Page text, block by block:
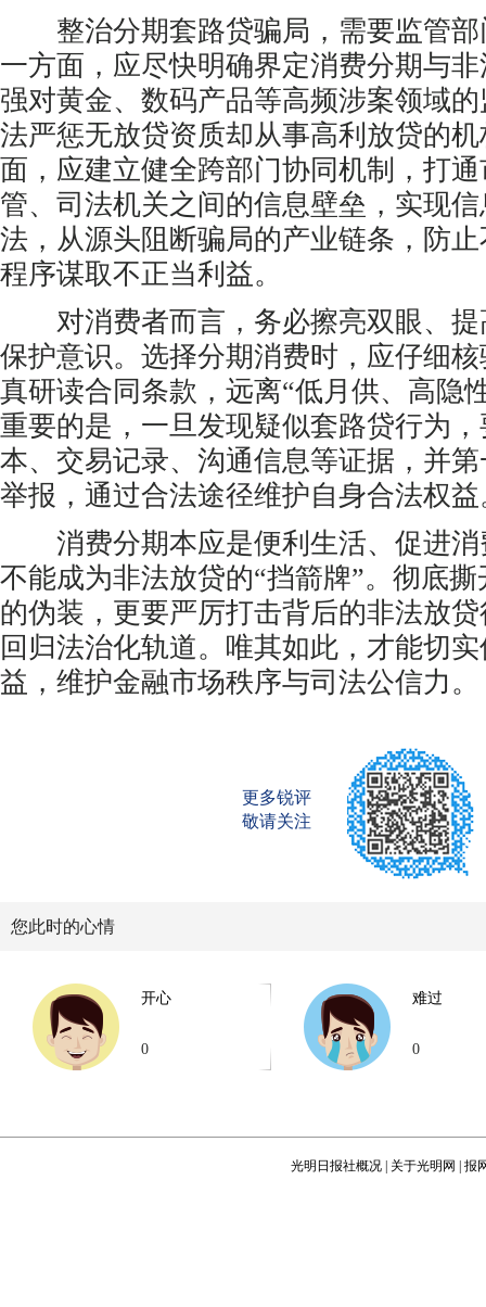
整治分期套路贷骗局，需要监管部
一方面，应尽快明确界定消费分期与
强对黄金、数码产品等高频涉案领域
法严惩无放贷资质却从事高利放贷的
面，应建立健全跨部门协同机制，打
管、司法机关之间的信息壁垒，实现
法，从源头阻断骗局的产业链条，防
程序谋取不正当利益。
对消费者而言，务必擦亮双眼、提
保护意识。选择分期消费时，应仔细
真研读合同条款，远离“低月供、高隐
重要的是，一旦发现疑似套路贷行为
本、交易记录、沟通信息等证据，并
举报，通过合法途径维护自身合法权益
消费分期本应是便利生活、促进消
不能成为非法放贷的“挡箭牌”。彻底
的伪装，更要严厉打击背后的非法放
回归法治化轨道。唯其如此，才能切
益，维护金融市场秩序与司法公信力
更多锐评
敬请关注
您此时的心情
开心
0
难过
0
光明日报社概况 关于光明网 报